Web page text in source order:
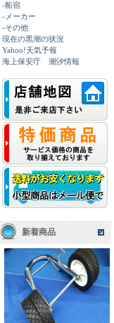
-船宿
-メーカー
-その他
現在の黒潮の状況
Yahoo!天気予報
海上保安庁 潮汐情報
新着商品